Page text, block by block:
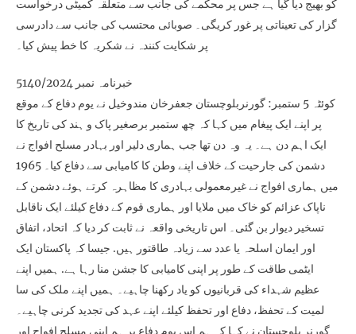
کو بھیج دیا گیا ہے جس پر محکمے کی جانب سے متعلقہ کمیٹی درخواست
گزار کی تعیناتی پر غور کریگی۔ صوبائی محتسب کی جانب سے دادرسی
پر شکایت کنندہ نے شکریہ کا خط پیش کیا۔
خبرنامہ نمبر 5140/2024
کوئٹہ 5 ستمبر: گورنربلوچستان جعفرخان مندوخیل نے یوم دفاع کے موقع
پر اپنے ایک پیغام میں کہا کہ چھ ستمبر برصغیر پاک و ہند کی تاریخ کا
ایک اہم دن ہے۔ یہ وہ دن تھا جب ہماری دلیر اور بہادر مسلح افواج نے
دشمن کی جارحیت کے خلاف اپنے وطن کا کامیابی سے دفاع کیا۔ 1965
میں ہماری افواج نے غیرمعمولی بہادری کا مظاہرہ کرتے ہوئے دشمن کے
ناپاک عزائم کو خاک میں ملایا اور ہماری قوم کے دفاع کیلئے ایک ناقابل
تسخیر دیوار بن گئی۔ اس تاریخی واقعہ نے ثابت کر دیا کہ اتحاد، اتفاق
اور ایمان اسلحہ یا عدد سے زیادہ طاقتور ہیں. جیسا کہ پاکستان ایک
ایٹمی طاقت کے طور پر اپنی کامیابی کا جشن منا رہا ہے. ہمیں اپنے
عظیم شہداء کی قربانیوں کو یاد رکھنا چاہیے۔ ہمیں اپنے ملک کی سا
لمیت کے تحفظ، دفاع اور تحفظ کیلئے اپنے عہد کی تجدید کرنی چاہیے۔
گورنر بلوچستان نے کہا کہ ہم اس یوم دفاع پر ہم اپنی مسلح افواج اور